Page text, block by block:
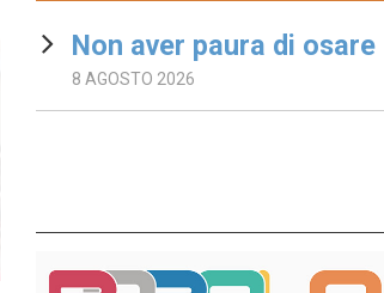
Non aver paura di osare
8 AGOSTO 2026